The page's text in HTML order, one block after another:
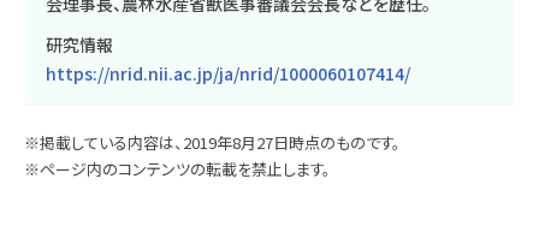
研究情報
https://nrid.nii.ac.jp/ja/nrid/1000060107414/
※掲載している内容は、2019年8月27日時点のものです。
※ページ内のコンテンツの転載を禁止します。